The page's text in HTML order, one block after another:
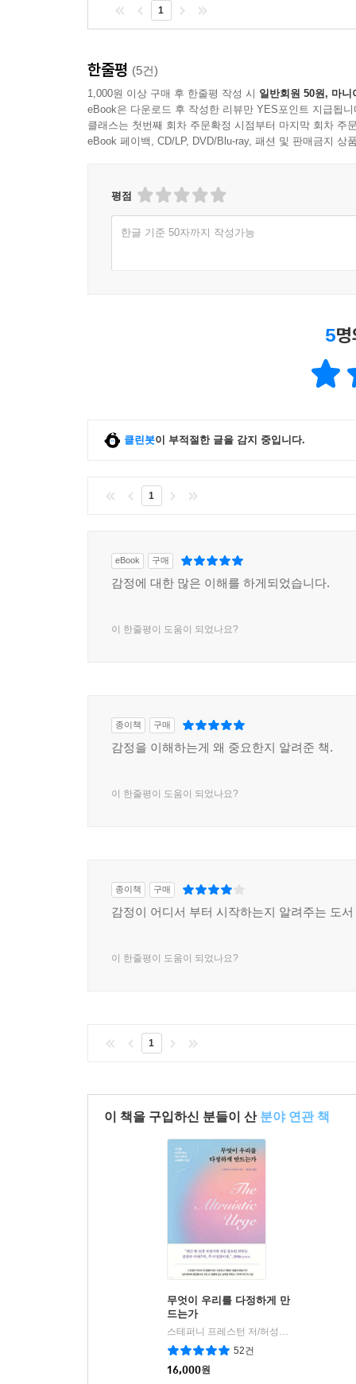
1
한줄평 (5건)
1,000원 이상 구매 후 한줄평 작성 시 일반회원 50원, 마니
eBook은 다운로드 후 작성한 리뷰만 YES포인트 지급됩니
클래스는 첫번째 회차 주문확정 시점부터 마지막 회차 주
eBook 페이백, CD/LP, DVD/Blu-ray, 패션 및 판매금지 상
평점
한글 기준 50자까지 작성가능
5
클린봇이 부적절한 글을 감지 중입니다.
1
eBook 구매
감정에 대한 많은 이해를 하게되었습니다.
이 한줄평이 도움이 되었나요?
종이책 구매
감정을 이해하는게 왜 중요한지 알려준 책.
이 한줄평이 도움이 되었나요?
종이책 구매
감정이 어디서 부터 시작하는지 알려주는 도서
이 한줄평이 도움이 되었나요?
1
이 책을 구입하신 분들이 산 분야 연관 책
무엇이 우리를 다정하게 만
드는가
52건
16,000원